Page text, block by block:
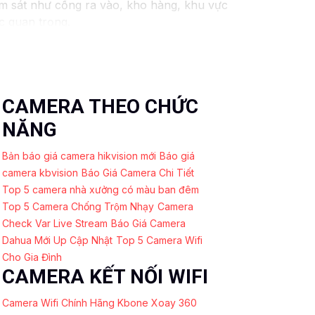
sát như cổng ra vào, kho hàng, khu vực
cáp mạng.- Sử dụng thiết bị lưu trữ
của mình một cách hiệu quả. Nếu có
khác, xin vui lòng cho biết để được hỗ
CAMERA THEO CHỨC
NĂNG
Bản báo giá camera hikvision mới Báo giá
camera kbvision Báo Giá Camera Chi Tiết
Top 5 camera nhà xưởng có màu ban đêm
Top 5 Camera Chống Trộm Nhạy Camera
Check Var Live Stream Báo Giá Camera
Dahua Mới Up Cập Nhật Top 5 Camera Wifi
Cho Gia Đình
CAMERA KẾT NỐI WIFI
Camera Wifi Chính Hãng Kbone Xoay 360